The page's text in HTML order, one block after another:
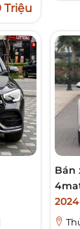
Triệu
Bán
2024